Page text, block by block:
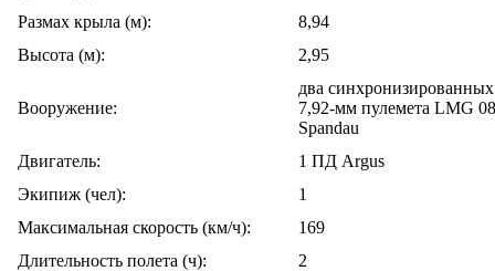
Размах крыла (м):
8,94
Высота (м):
2,95
Вооружение:
два синхронизированных
7,92-мм пулемета LMG
Spandau
Двигатель:
1 ПД Argus
Экипиж (чел):
1
Максимальная скорость (км/ч):
169
Длительность полета (ч):
2